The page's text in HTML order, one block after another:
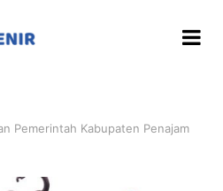
Pemerintah Kabupaten Penajam